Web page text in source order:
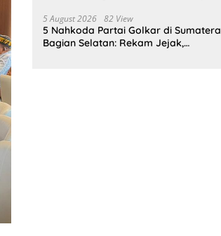
5 August 2026 82 View
5 Nahkoda Partai Golkar di Sumatera
Bagian Selatan: Rekam Jejak,